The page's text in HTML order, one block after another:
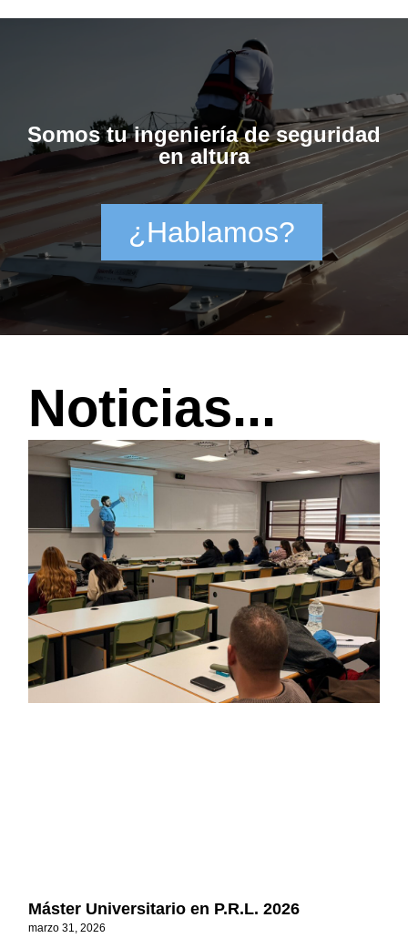
Somos tu ingeniería de seguridad
en altura
¿Hablamos?
Noticias...
Máster Universitario en P.R.L. 2026
marzo 31, 2026